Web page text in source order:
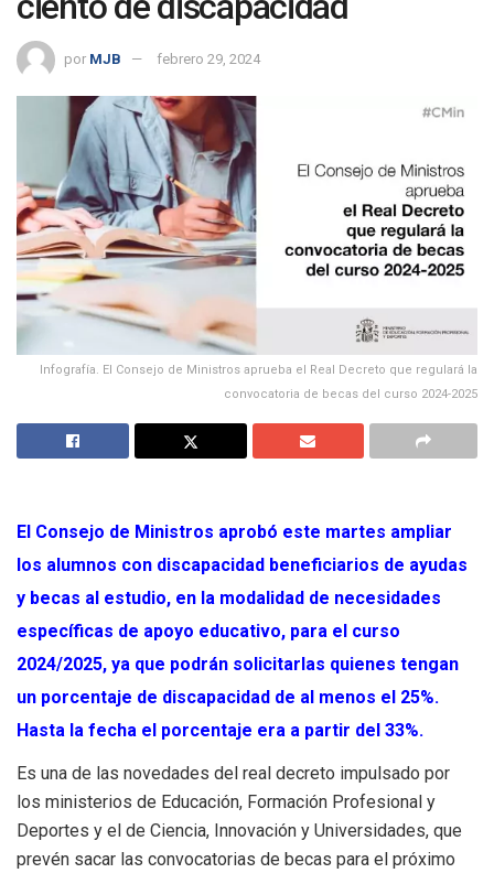
por MJB febrero 29, 2024
Infografía. El Consejo de Ministros aprueba el Real Decreto que regulará la
convocatoria de becas del curso 2024-2025
El Consejo de Ministros aprobó este martes ampliar
los alumnos con discapacidad beneficiarios de ayudas
y becas al estudio, en la modalidad de necesidades
específicas de apoyo educativo, para el curso
2024/2025, ya que podrán solicitarlas quienes tengan
un porcentaje de discapacidad de al menos el 25%.
Hasta la fecha el porcentaje era a partir del 33%.
Es una de las novedades del real decreto impulsado por
los ministerios de Educación, Formación Profesional y
Deportes y el de Ciencia, Innovación y Universidades, que
prevén sacar las convocatorias de becas para el próximo